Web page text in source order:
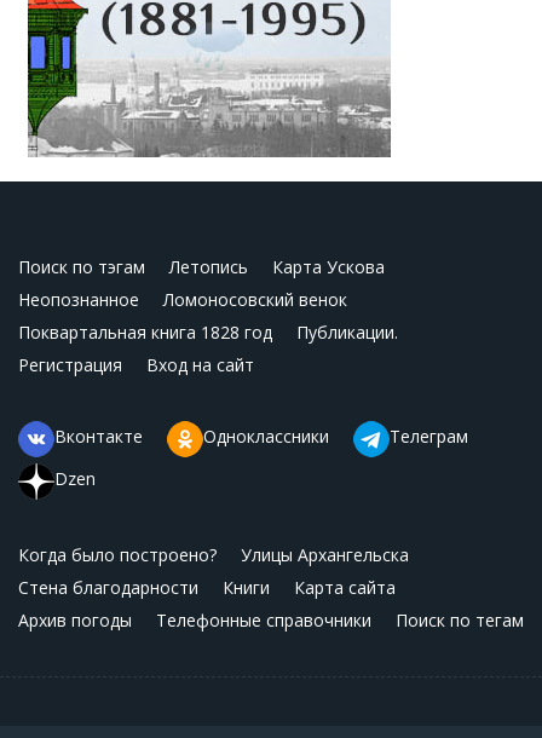
Поиск по тэгам Летопись
Карта Ускова
Неопознанное
Ломоносовский венок
Поквартальная книга 1828 год
Публикации.
Регистрация
Вход на сайт
Вконтакте Одноклассники
Телеграм
Dzen
Когда было построено?
Улицы Архангельска
Стена благодарности
Книги
Карта сайта
Архив погоды
Телефонные справочники Поиск по тегам